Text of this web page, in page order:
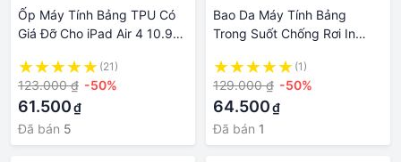
Ốp Máy Tính Bảng TPU Có
Giá Đỡ Cho iPad Air 4 10.9
10.9 gen5 / gen6 9.7 Air3
10.5 / Air1 / 2 9.7 Pro11 2021
(21)
123.000 ₫ -50%
61.500₫
Đã bán 5
Bao Da Máy Tính Bảng
Trong Suốt Chống Rơi In
gen9 / gen8 / gen710.2
mini6 gen5 / gen6 9.7 air5
10.9 2022 gen 10 10.
(1)
129.000 ₫ -50%
64.500₫
Đã bán 1